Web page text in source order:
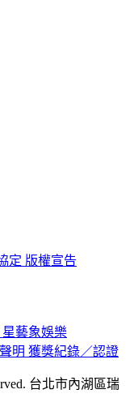
定 版權宣告
星藝象娛樂
明 獲獎紀錄／認證
台北市內湖區瑞